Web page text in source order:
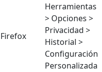
Firefox
Herramientas
> Opciones >
Privacidad >
Historial >
Configuración
Personalizada